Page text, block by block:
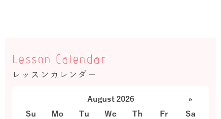
Lesson Calendar
レッスンカレンダー
August 2026
»
Su
Mo Tu We Th Fr
Sa